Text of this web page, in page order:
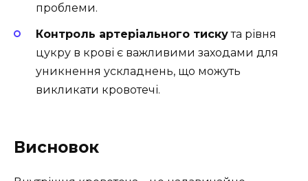
проблеми.
Контроль артеріального тискута рівня
цукру в крові є важливими заходами для
уникнення ускладнень, що можуть
викликати кровотечі.
Висновок